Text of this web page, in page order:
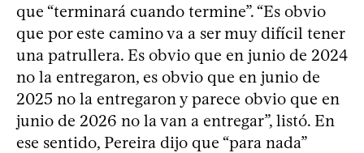
que “terminará cuando termine”. “Es obvio
que por este camino va a ser muy difícil tener
una patrullera. Es obvio que en junio de 2024
no la entregaron, es obvio que en junio de
2025 no la entregaron y parece obvio que en
junio de 2026 no la van a entregar”, listó. En
ese sentido, Pereira dijo que “para nada”